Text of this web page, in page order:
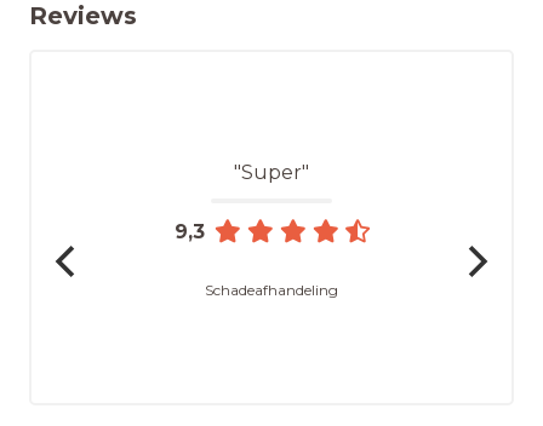
Reviews
"Super"
9,3
Schadeafhandeling